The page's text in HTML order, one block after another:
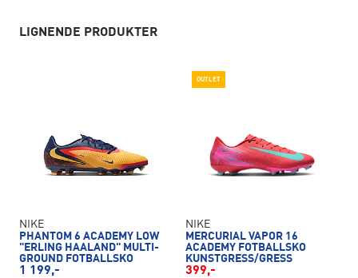
LIGNENDE PRODUKTER
NIKE
PHANTOM 6 ACADEMY LOW
"ERLING HAALAND" MULTI-
GROUND FOTBALLSKO
1 199,-
OUTLET
NIKE
MERCURIAL VAPOR 16
ACADEMY FOTBALLSKO
KUNSTGRESS/GRESS
399,-